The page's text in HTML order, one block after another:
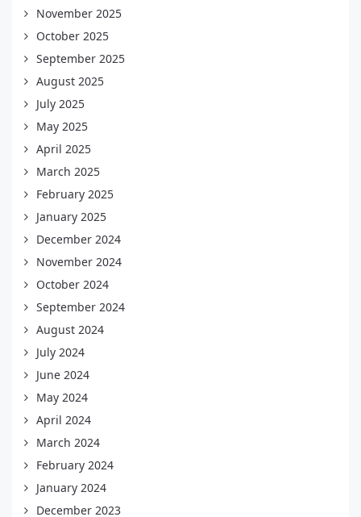
November 2025
October 2025
September 2025
August 2025
July 2025
May 2025
April 2025
March 2025
February 2025
January 2025
December 2024
November 2024
October 2024
September 2024
August 2024
July 2024
June 2024
May 2024
April 2024
March 2024
February 2024
January 2024
December 2023